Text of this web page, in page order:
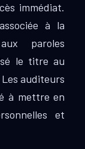
immédiat.
à la
paroles
le titre au
auditeurs
à mettre en
et